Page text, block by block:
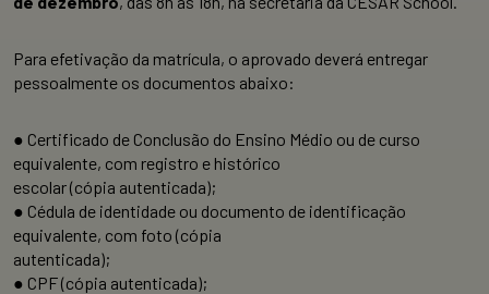
Para efetivação da matrícula, o aprovado deverá entregar
pessoalmente os documentos abaixo:
● Certificado de Conclusão do Ensino Médio ou de curso
equivalente, com registro e histórico
escolar (cópia autenticada);
● Cédula de identidade ou documento de identificação
equivalente, com foto (cópia
autenticada);
● CPF (cópia autenticada);